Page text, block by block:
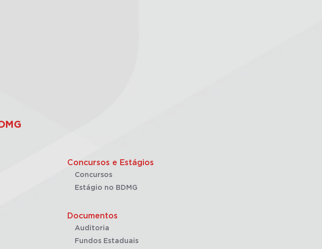
Concursos e Estágios
Concursos
Estágio no BDMG
Documentos
Auditoria
Fundos Estaduais